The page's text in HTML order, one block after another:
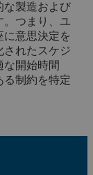
な製造および
。つまり、ユ
に意思決定を
されたスケジ
な開始時間
る制約を特定